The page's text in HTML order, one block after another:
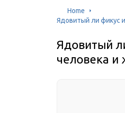
Home
Ядовитый ли фикус
Ядовитый
человека и